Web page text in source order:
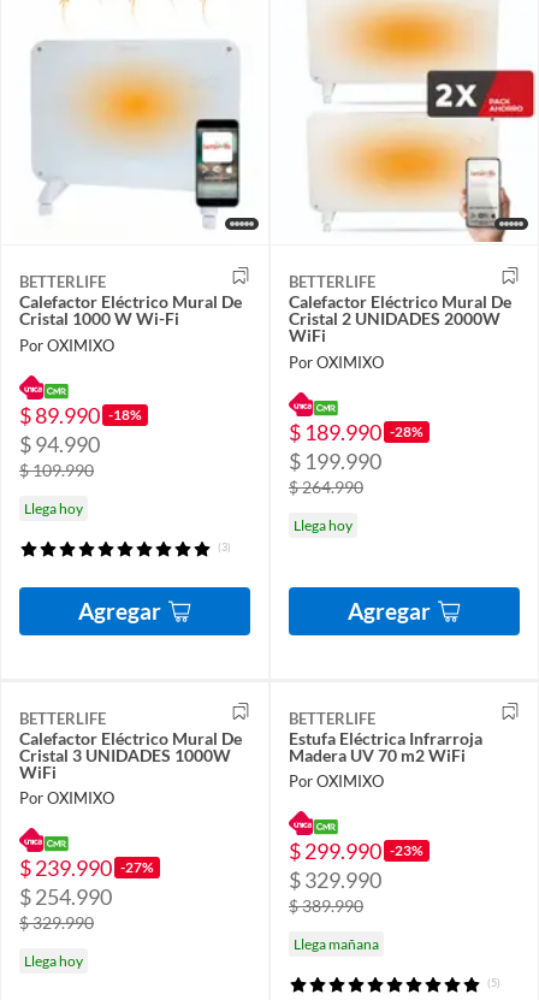
BETTERLIFE
Calefactor Eléctrico Mural De
Cristal 1000 W Wi-Fi
Por OXIMIXO
$ 89.990 -18%
$ 94.990
$ 109.990
Llega hoy
(3)
Agregar
BETTERLIFE
Calefactor Eléctrico Mural De
Cristal 2 UNIDADES 2000W
WiFi
Por OXIMIXO
$ 189.990 -28%
$ 199.990
$ 264.990
Llega hoy
Agregar
BETTERLIFE
Calefactor Eléctrico Mural De
Cristal 3 UNIDADES 1000W
WiFi
Por OXIMIXO
$ 239.990 -27%
$ 254.990
$ 329.990
Llega hoy
BETTERLIFE
Estufa Eléctrica Infrarroja
Madera UV 70 m2 WiFi
Por OXIMIXO
$ 299.990 -23%
$ 329.990
$ 389.990
Llega mañana
(5)